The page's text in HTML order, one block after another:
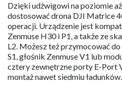
Dzięki udźwigowi na poziomie
dostosować drona DJI Matrice
operacji. Urządzenie jest
Zenmuse H30 i P1, a także ze
L2. Możesz też przymocować
S1, głośnik Zenmuse V1 lub
cztery zewnętrzne porty E-Port
montaż nawet siedmiu ładunków.